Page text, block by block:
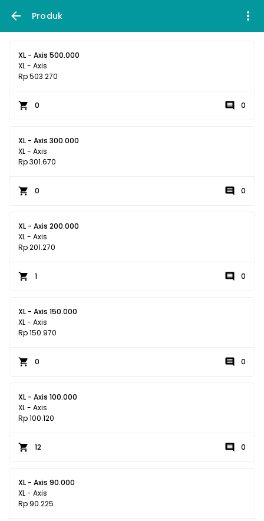
Produk
XL - Axis 500.000
XL - Axis
Rp 503.270
0 0
XL - Axis 300.000
XL - Axis
Rp 301.670
0 0
XL - Axis 200.000
XL - Axis
Rp 201.270
1 0
XL - Axis 150.000
XL - Axis
Rp 150.970
0 0
XL - Axis 100.000
XL - Axis
Rp 100.120
12 0
XL - Axis 90.000
XL - Axis
Rp 90.225